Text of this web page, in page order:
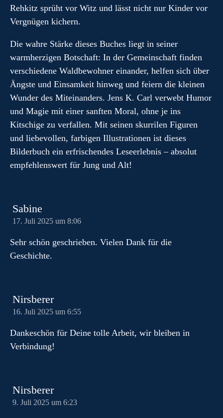
Rehkitz sprüht vor Witz und lässt nicht nur Kinder vor
Vergnügen kichern.
Die wahre Stärke dieses Buches liegt in seiner
warmherzigen Botschaft: In der Gemeinschaft finden
verschiedene Waldbewohner einander, helfen sich über
Ängste und Einsamkeit hinweg und feiern die kleinen
Wunder des Miteinanders. Jens K. Carl verwebt Humor
und Magie mit einer sanften Moral, ohne je ins
Kitschige zu verfallen. Mit seinen skurrilen Figuren
und liebevollen, farbigen Illustrationen ist dieses
Bilderbuch ein erfrischendes Leseerlebnis – absolut
empfehlenswert für Jung und Alt!
Sabine
17. Juli 2025 um 8:06
Sehr schön geschrieben. Vielen Dank für die
Geschichte.
Nirsberer
16. Juli 2025 um 6:55
Dankeschön für Deine tolle Arbeit, wir bleiben in
Verbindung!
Nirsberer
9. Juli 2025 um 6:23